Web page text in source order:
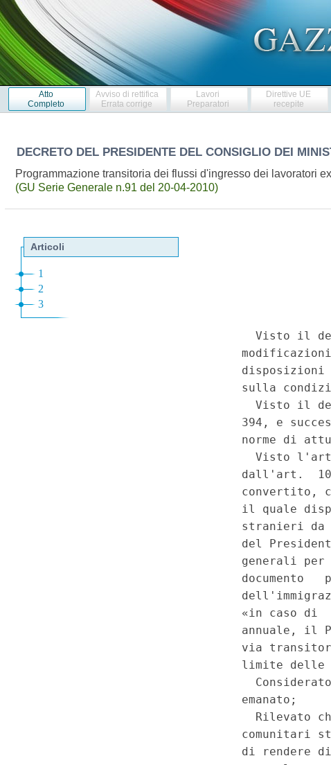
Atto
Completo
Avviso di rettifica
Errata corrige
Lavori
Preparatori
Direttive UE
recepite
DECRETO DEL PRESIDENTE DEL CONSIGLIO DEI
Programmazione transitoria dei flussi d'ingresso dei lavoratori
(GU Serie Generale n.91 del 20-04-2010)